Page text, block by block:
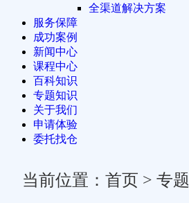
全渠道解决方案
服务保障
成功案例
新闻中心
课程中心
百科知识
专题知识
关于我们
申请体验
委托找仓
当前位置： 首页 > 专题